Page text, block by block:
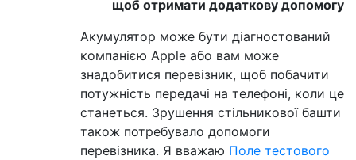
щоб отримати додаткову допомогу
Акумулятор може бути діагностований
компанією Apple або вам може
знадобитися перевізник, щоб побачити
потужність передачі на телефоні, коли це
станеться. Зрушення стільникової башти
також потребувало допомоги
перевізника. Я вважаю Поле тестового